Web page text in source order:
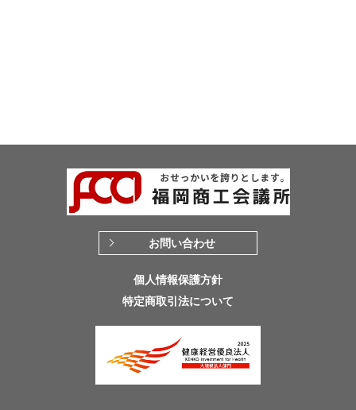
お問い合わせ
個人情報保護方針
特定商取引法について